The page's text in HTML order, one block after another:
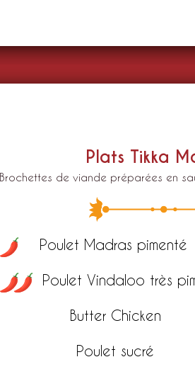
Plats Tikka
Brochettes de viande préparées en
Poulet Madras pimenté
Poulet Vindaloo très
Butter Chicken
Poulet sucré